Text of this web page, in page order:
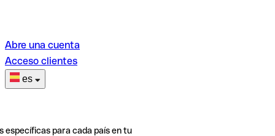
Abre una cuenta
Acceso clientes
es
específicas para cada país en tu